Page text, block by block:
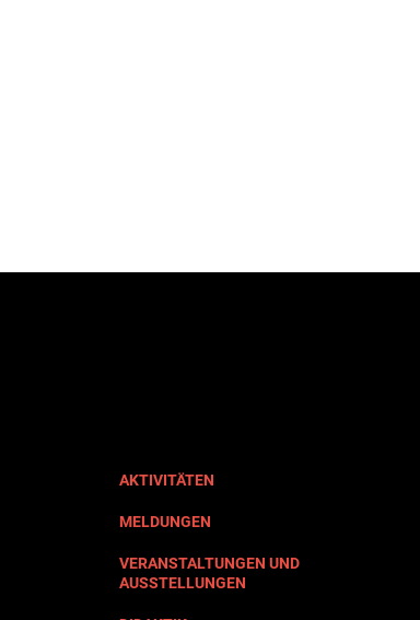
AKTIVITÄTEN
MELDUNGEN
VERANSTALTUNGEN UND
AUSSTELLUNGEN